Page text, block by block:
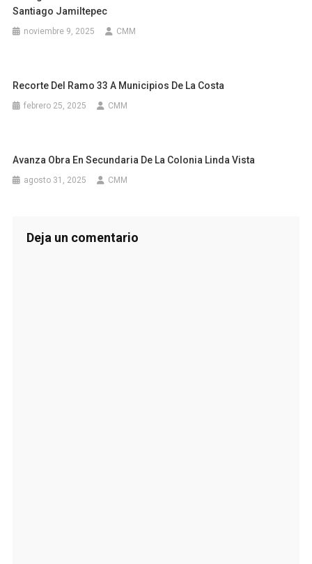
Santiago Jamiltepec
noviembre 9, 2025 CMM
Recorte Del Ramo 33 A Municipios De La Costa
febrero 25, 2025 CMM
Avanza Obra En Secundaria De La Colonia Linda Vista
agosto 31, 2025 CMM
Deja un comentario